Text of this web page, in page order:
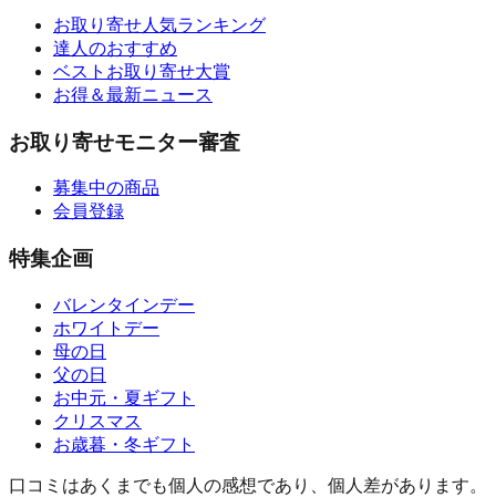
お取り寄せ人気ランキング
達人のおすすめ
ベストお取り寄せ大賞
お得＆最新ニュース
お取り寄せモニター審査
募集中の商品
会員登録
特集企画
バレンタインデー
ホワイトデー
母の日
父の日
お中元・夏ギフト
クリスマス
お歳暮・冬ギフト
口コミはあくまでも個人の感想であり、個人差があります。